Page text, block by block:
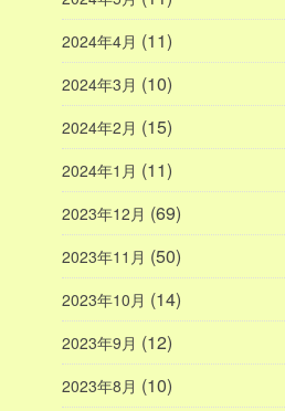
2024年4月 (11)
2024年3月 (10)
2024年2月 (15)
2024年1月 (11)
2023年12月 (69)
2023年11月 (50)
2023年10月 (14)
2023年9月 (12)
2023年8月 (10)